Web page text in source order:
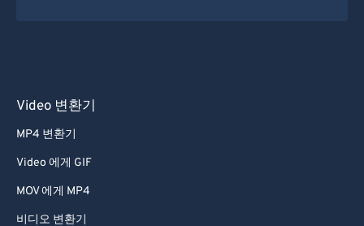
Video 변환기
MP4 변환기
Video 에게 GIF
MOV 에게 MP4
비디오 변환기